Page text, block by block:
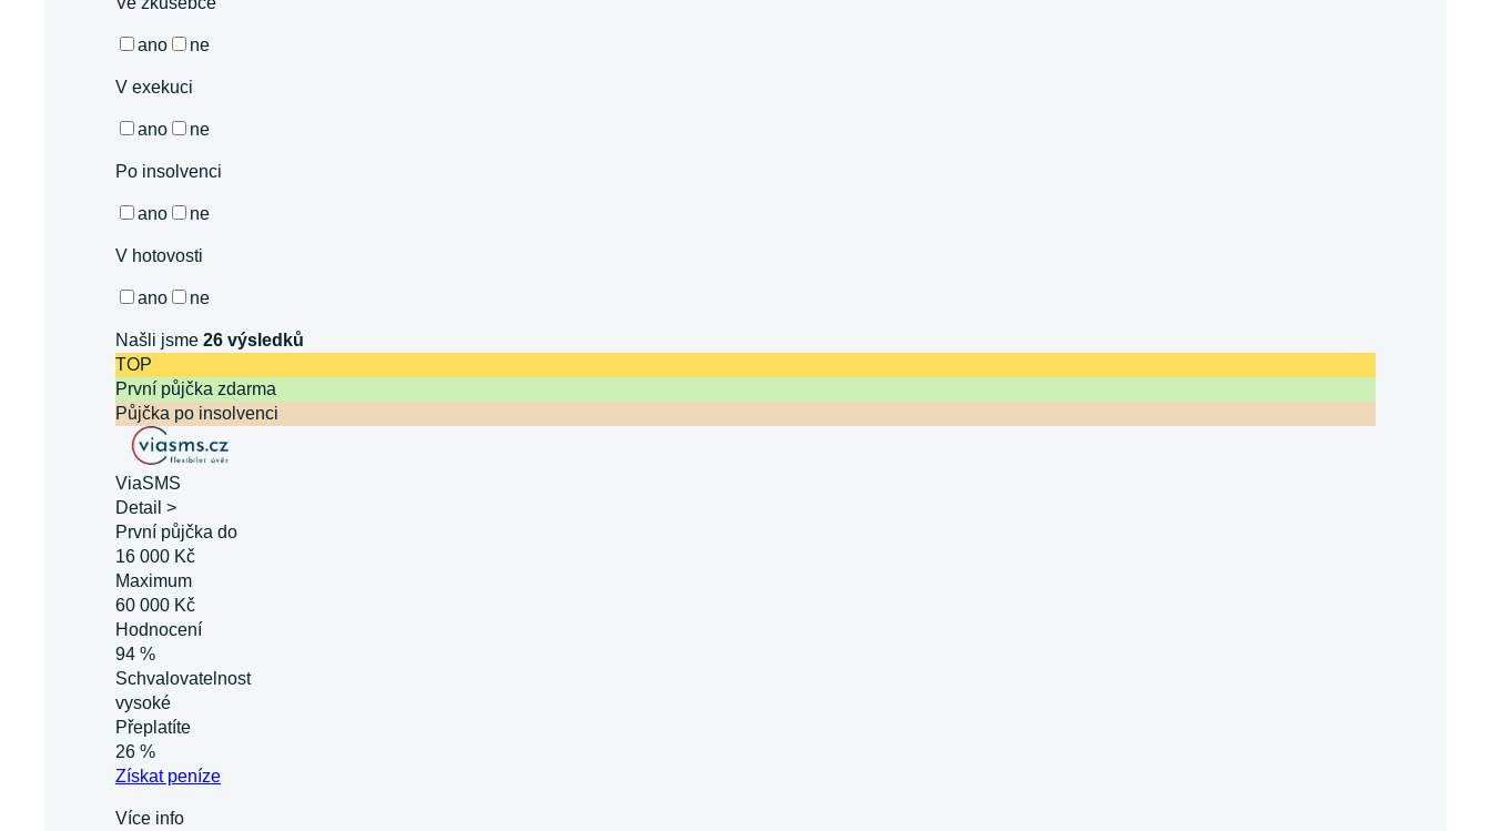
ano ne
V exekuci
ano ne
Po insolvenci
ano ne
V hotovosti
ano ne
Našli jsme 26 výsledků
TOP
První půjčka zdarma
Půjčka po insolvenci
ViaSMS
Detail >
První půjčka do
16 000 Kč
Maximum
60 000 Kč
Hodnocení
94 %
Schvalovatelnost
vysoké
Přeplatíte
26 %
Získatpeníze
Více info